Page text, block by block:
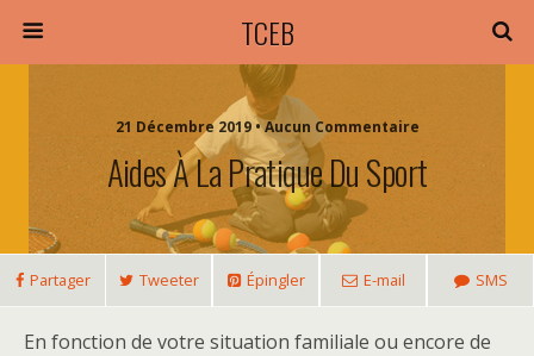
TCEB
21 Décembre 2019 • Aucun Commentaire
Aides À La Pratique Du Sport
Partager Tweeter Épingler E-mail SMS
En fonction de votre situation familiale ou encore de